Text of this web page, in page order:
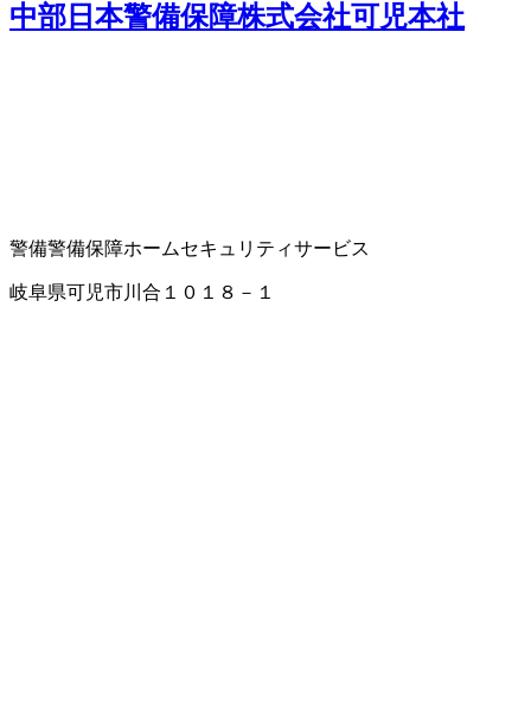
中部日本警備保障株式会社可児本社
警備警備保障ホームセキュリティサービス
岐阜県可児市川合１０１８－１